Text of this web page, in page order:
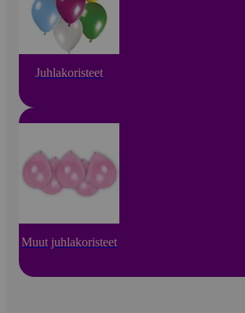
Juhlakoristeet
Muut juhlakoristeet